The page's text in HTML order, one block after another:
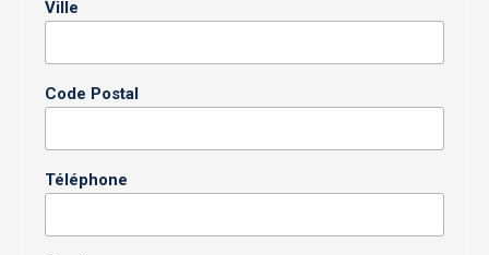
Ville
Code Postal
Téléphone